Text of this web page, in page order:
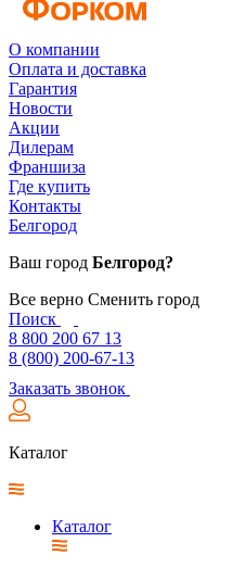
О компании
Оплата и доставка
Гарантия
Новости
Акции
Дилерам
Франшиза
Где купить
Контакты
Белгород
Ваш город Белгород?
Все верно Сменить город
Поиск
8 800 200 67 13
8 (800) 200-67-13
Заказать звонок
Каталог
Каталог